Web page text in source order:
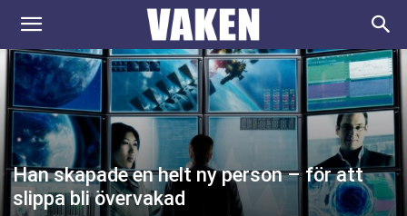
VAKEN.se
Han skapade en helt ny person – för att
slippa bli övervakad